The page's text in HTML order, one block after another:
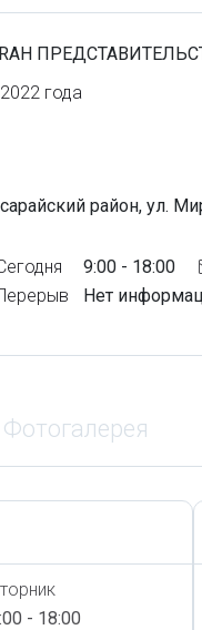
RAH
года
район, ул.
9:00 - 18:00
Нет
Фотогалерея
- 18:00